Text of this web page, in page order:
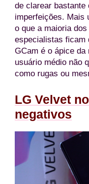
de clarear bastante
imperfeições. Mais
o que a maioria
especialistas ficam
GCam é o ápice da
usuário médio não
como rugas ou
LG Velvet
negativos